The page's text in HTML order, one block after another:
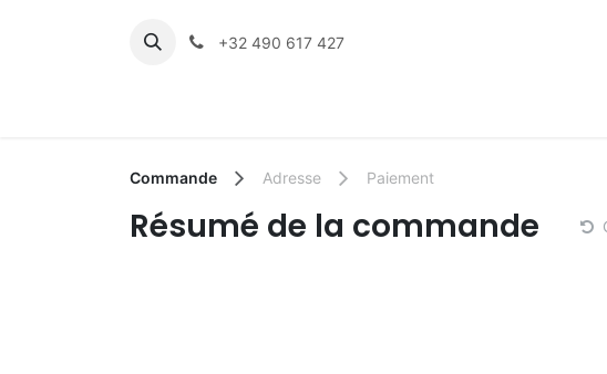
+32 490 617 427
Commande Adresse Paiement
Résumé de la commande